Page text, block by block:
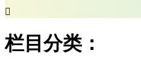

栏目分类：